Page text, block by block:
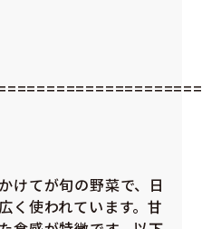
けてが旬の野菜で、日
く使われています。甘